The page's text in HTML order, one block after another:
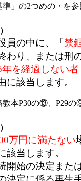
」の2つめの・を参
の中に、「 禁
わり、または刑
年を経過しない者
に該当します。
本P30の⑬、P29の⑨
万円に満たない
該当します。
始の決定また